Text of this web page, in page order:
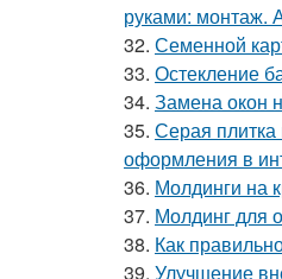
руками: монтаж.
32. Семенной
33. Остекление
34. Замена окон
35. Серая плитка
оформления в
36. Молдинги на
37. Молдинг для
38. Как
39. Улучшение